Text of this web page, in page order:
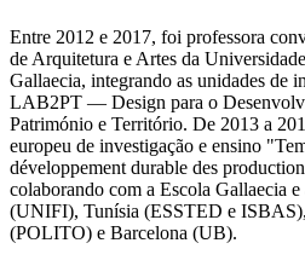
Entre 2012 e 2017, foi professora
de Arquitetura e Artes da
Gallaecia, integrando as unidades de
LAB2PT — Design para o
Património e Território. De 2013 a
europeu de investigação e ensino
développement durable des
colaborando com a Escola Gallaecia
(UNIFI), Tunísia (ESSTED e
(POLITO) e Barcelona (UB).